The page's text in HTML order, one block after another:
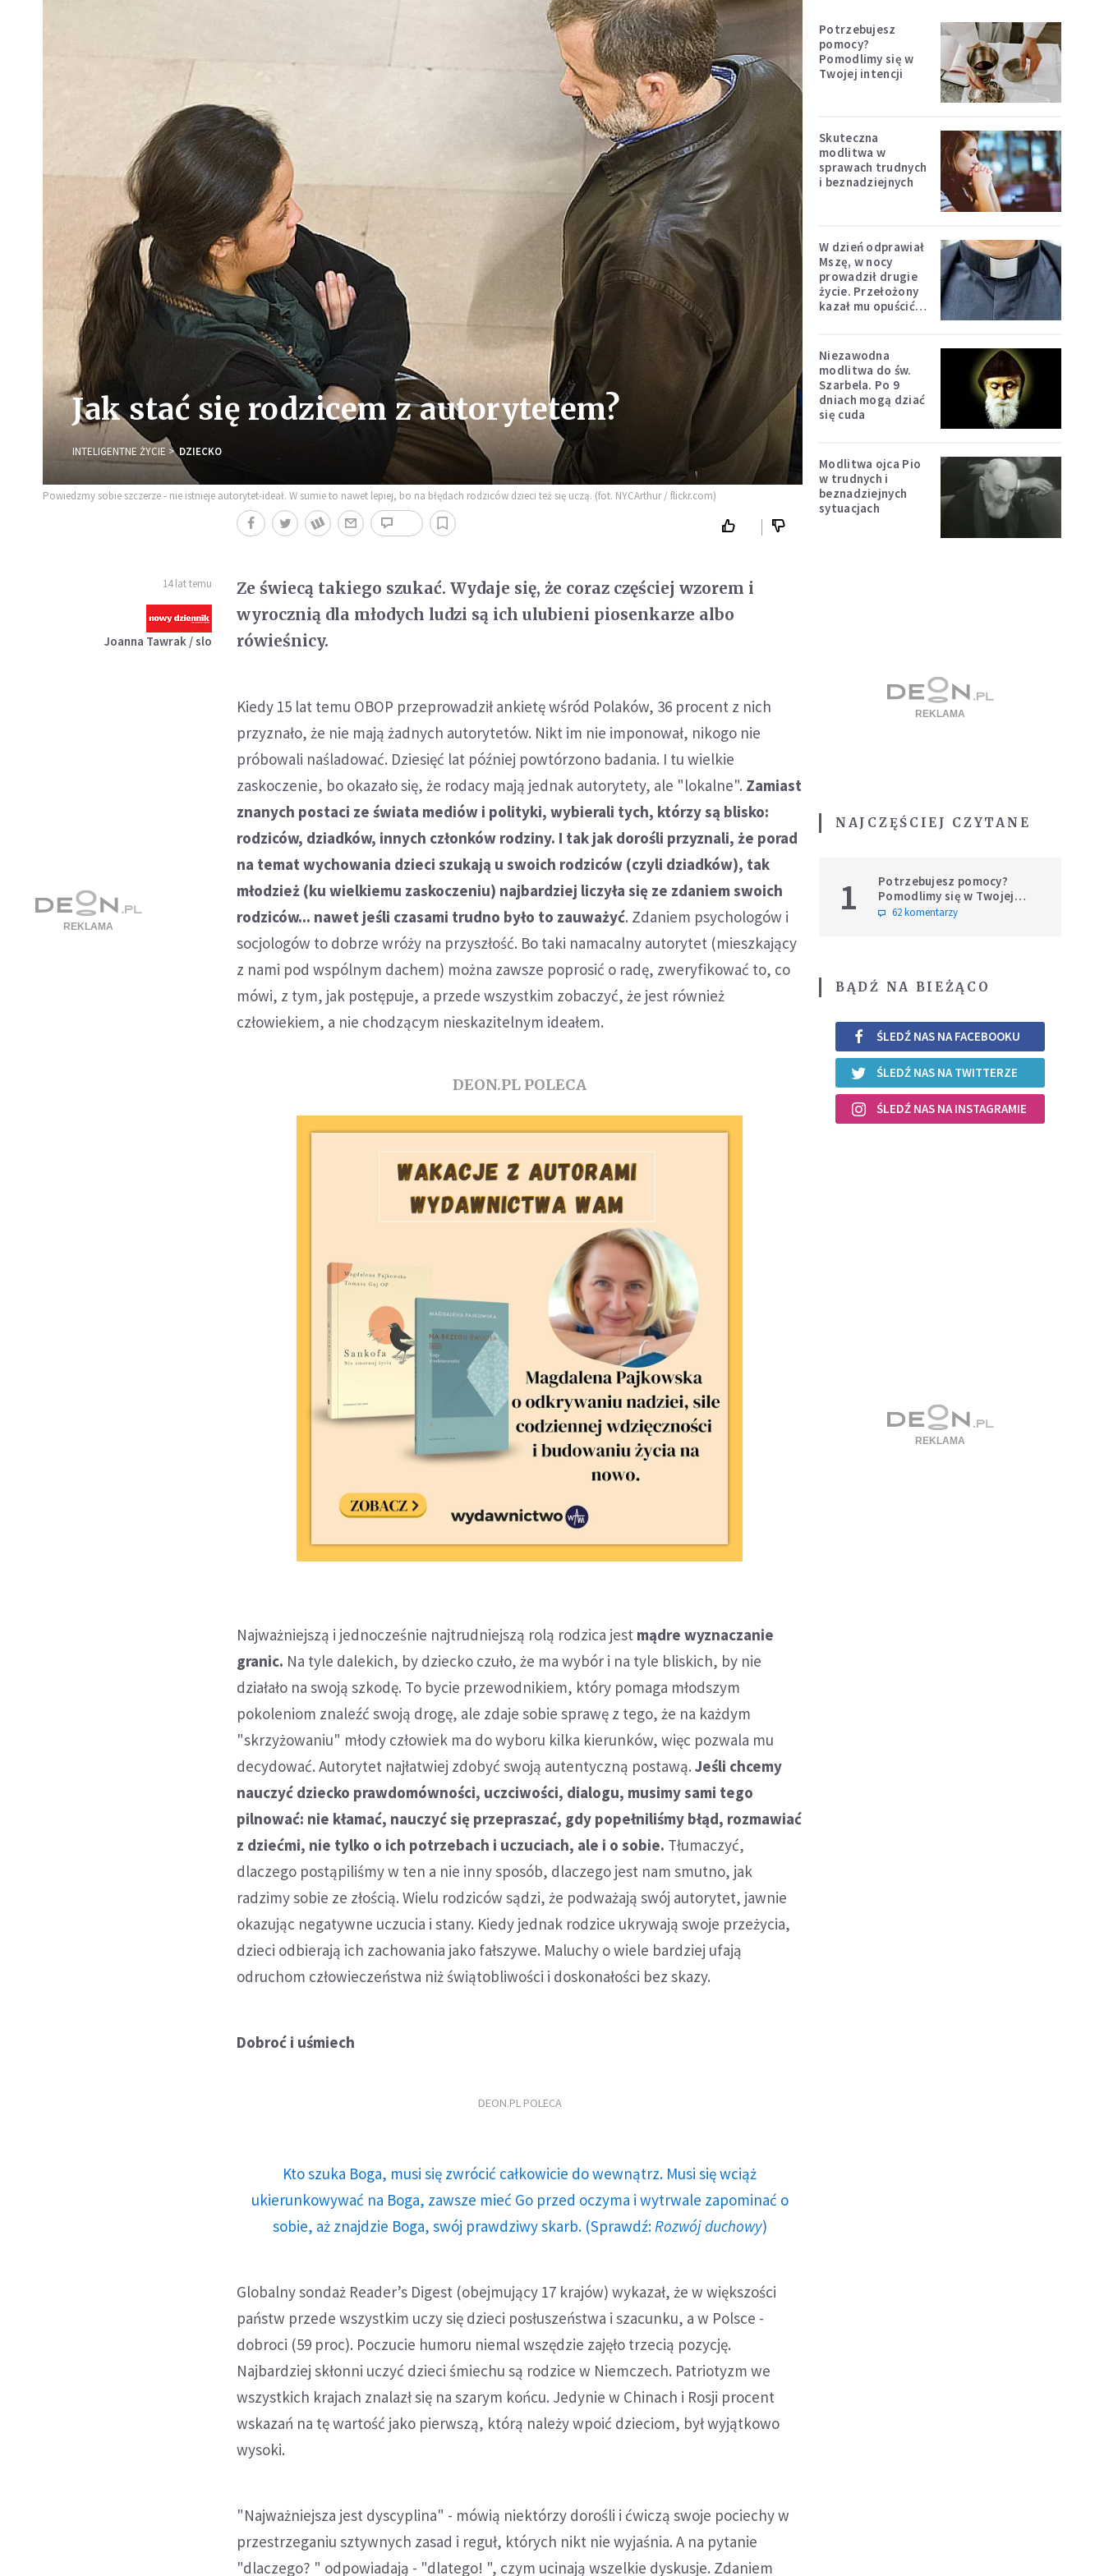
Jak stać się rodzicem z autorytetem?
INTELIGENTNE ŻYCIE DZIECKO
Powiedzmy sobie szczerze - nie istnieje autorytet-ideał. W sumie to nawet lepiej, bo na błędach rodziców dzieci też się uczą. (fot. NYCArthur / flickr.com)
14 lat temu
Joanna Tawrak / slo
Ze świecą takiego szukać. Wydaje się, że coraz częściej wzorem i
wyrocznią dla młodych ludzi są ich ulubieni piosenkarze albo
rówieśnicy.
Kiedy 15 lat temu OBOP przeprowadził ankietę wśród Polaków, 36 procent z nich
przyznało, że nie mają żadnych autorytetów. Nikt im nie imponował, nikogo nie
próbowali naśladować. Dziesięć lat później powtórzono badania. I tu wielkie
zaskoczenie, bo okazało się, że rodacy mają jednak autorytety, ale "lokalne". Zamiast
znanych postaci ze świata mediów i polityki, wybierali tych, którzy są blisko:
rodziców, dziadków, innych członków rodziny. I tak jak dorośli przyznali, że porad
na temat wychowania dzieci szukają u swoich rodziców (czyli dziadków), tak
młodzież (ku wielkiemu zaskoczeniu) najbardziej liczyła się ze zdaniem swoich
rodziców... nawet jeśli czasami trudno było to zauważyć. Zdaniem psychologów i
socjologów to dobrze wróży na przyszłość. Bo taki namacalny autorytet (mieszkający
z nami pod wspólnym dachem) można zawsze poprosić o radę, zweryfikować to, co
mówi, z tym, jak postępuje, a przede wszystkim zobaczyć, że jest również
człowiekiem, a nie chodzącym nieskazitelnym ideałem.
DEON.PL POLECA
Najważniejszą i jednocześnie najtrudniejszą rolą rodzica jest mądre wyznaczanie
granic. Na tyle dalekich, by dziecko czuło, że ma wybór i na tyle bliskich, by nie
działało na swoją szkodę. To bycie przewodnikiem, który pomaga młodszym
pokoleniom znaleźć swoją drogę, ale zdaje sobie sprawę z tego, że na każdym
"skrzyżowaniu" młody człowiek ma do wyboru kilka kierunków, więc pozwala mu
decydować. Autorytet najłatwiej zdobyć swoją autentyczną postawą.Jeśli chcemy
nauczyć dziecko prawdomówności, uczciwości, dialogu, musimy sami tego
pilnować: nie kłamać, nauczyć się przepraszać, gdy popełniliśmy błąd, rozmawiać
z dziećmi, nie tylko o ich potrzebach i uczuciach, ale i o sobie. Tłumaczyć,
dlaczego postąpiliśmy w ten a nie inny sposób, dlaczego jest nam smutno, jak
radzimy sobie ze złością. Wielu rodziców sądzi, że podważają swój autorytet, jawnie
okazując negatywne uczucia i stany. Kiedy jednak rodzice ukrywają swoje przeżycia,
dzieci odbierają ich zachowania jako fałszywe. Maluchy o wiele bardziej ufają
odruchom człowieczeństwa niż świątobliwości i doskonałości bez skazy.
Dobroć i uśmiech
DEON.PL POLECA
Kto szuka Boga, musi się zwrócić całkowicie do wewnątrz. Musi się wciąż
ukierunkowywać na Boga, zawsze mieć Go przed oczyma i wytrwale zapominać o
sobie, aż znajdzie Boga, swój prawdziwy skarb. (Sprawdź: Rozwój duchowy)
Globalny sondaż Reader’s Digest (obejmujący 17 krajów) wykazał, że w większości
państw przede wszystkim uczy się dzieci posłuszeństwa i szacunku, a w Polsce -
dobroci (59 proc). Poczucie humoru niemal wszędzie zajęło trzecią pozycję.
Najbardziej skłonni uczyć dzieci śmiechu są rodzice w Niemczech. Patriotyzm we
wszystkich krajach znalazł się na szarym końcu. Jedynie w Chinach i Rosji procent
wskazań na tę wartość jako pierwszą, którą należy wpoić dzieciom, był wyjątkowo
wysoki.
"Najważniejsza jest dyscyplina" - mówią niektórzy dorośli i ćwiczą swoje pociechy w
przestrzeganiu sztywnych zasad i reguł, których nikt nie wyjaśnia. A na pytanie
"dlaczego? " odpowiadają - "dlatego! ", czym ucinają wszelkie dyskusje. Zdaniem
Potrzebujesz
pomocy?
Pomodlimy się w
Twojej intencji
Skuteczna
modlitwa w
sprawach trudnych
i beznadziejnych
W dzień odprawiał
Mszę, w nocy
prowadził drugie
życie. Przełożony
kazał mu opuścić
Niezawodna
modlitwa do św.
Szarbela. Po 9
dniach mogą dziać
się cuda
Modlitwa ojca Pio
w trudnych i
beznadziejnych
sytuacjach
NAJCZĘŚCIEJ CZYTANE
1
Potrzebujesz pomocy?
Pomodlimy się w Twojej
intencji
62 komentarzy
BĄDŹ NA BIEŻĄCO
ŚLEDŹ NAS NA FACEBOOKU
ŚLEDŹ NAS NA TWITTERZE
ŚLEDŹ NAS NA INSTAGRAMIE